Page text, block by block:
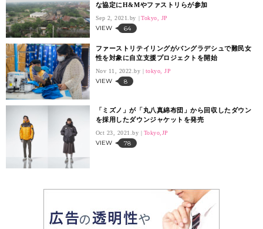
な協定にH&Mやファストリらが参加
Sep 2, 2021. Tokyo, JP
VIEW 64
ファーストリテイリングがバングラデシュで難民女
性を対象に自立支援プロジェクトを開始
Nov 11, 2022. tokyo, JP
VIEW 8
「ミズノ」が「丸八真綿布団」から回収したダウン
を採用したダウンジャケットを発売
Oct 23, 2021. Tokyo,JP
VIEW 78